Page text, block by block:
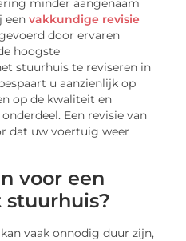
minder aangenaam
eenvakkundige revisie
door ervaren
hoogste
stuurhuis te reviseren in
u aanzienlijk op
op de kwaliteit en
Een revisie van
dat uw voertuig weer
voor een
stuurhuis?
vaak onnodig duur zijn,